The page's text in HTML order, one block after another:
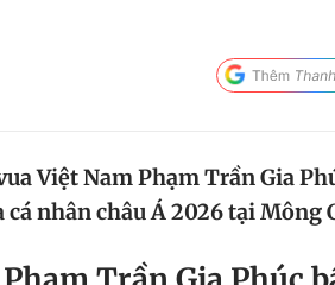
Việt Nam Phạm Trần Gia
nhân châu Á 2026 tại Mông